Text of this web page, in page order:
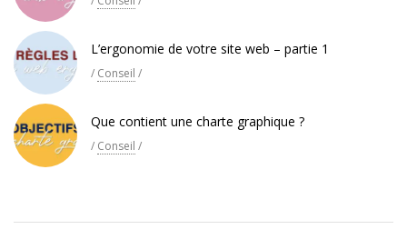
L’ergonomie de votre site web – partie 1
/ Conseil /
Que contient une charte graphique ?
/ Conseil /